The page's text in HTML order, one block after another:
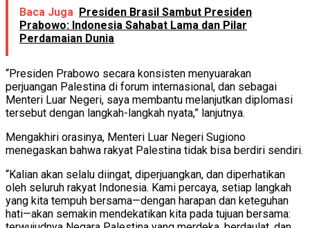
Baca Juga Presiden Brasil Sambut Presiden
Prabowo: Indonesia Sahabat Lama dan Pilar
Perdamaian Dunia
“Presiden Prabowo secara konsisten menyuarakan
perjuangan Palestina di forum internasional, dan sebagai
Menteri Luar Negeri, saya membantu melanjutkan diplomasi
tersebut dengan langkah-langkah nyata,” lanjutnya.
Mengakhiri orasinya, Menteri Luar Negeri Sugiono
menegaskan bahwa rakyat Palestina tidak bisa berdiri sendiri.
“Kalian akan selalu diingat, diperjuangkan, dan diperhatikan
oleh seluruh rakyat Indonesia. Kami percaya, setiap langkah
yang kita tempuh bersama—dengan harapan dan keteguhan
hati—akan semakin mendekatikan kita pada tujuan bersama: